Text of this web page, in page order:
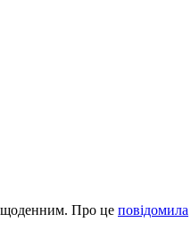
щоденним. Про це повідомила